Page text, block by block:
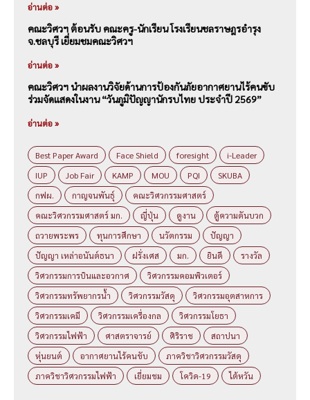
อ่านต่อ »
คณะวิศวฯ ต้อนรับ คณะครู-นักเรียน โรงเรียนชลราษฎรอำรุง
จ.ชลบุรี เยี่ยมชมคณะวิศวฯ
อ่านต่อ »
คณะวิศวฯ นำผลงานวิจัยด้านการป้องกันภัยอากาศยานไร้คนขับ
ร่วมจัดแสดงในงาน “วันภูมิปัญญานักรบไทย ประจำปี 2569”
อ่านต่อ »
Best Paper Award Face Shield foresight
i-Leader
IUP
Job Fair KAMP MOU PQI
SKUBA
กฟผ.
กาญจนพันธุ์
คณะวิศวกรรมศาสตร์
คณะวิศวกรรมศาสตร์ มก.
ญี่ปุ่น ดูงาน
ตู้ความดันบวก
ถวายพระพร
ทุนการศึกษา นวัตกรรม
ปัญญา
ปัญญา เหล่าอนันต์ธนา
ฝรั่งเศส มก. ยินดี
รางวัล
วิศวกรรมการบินและอวกาศ
วิศวกรรมคอมพิวเตอร์
วิศวกรรมทรัพยากรน้ำ
วิศวกรรมวัสดุ
วิศวกรรมอุตสาหการ
วิศวกรรมเคมี
วิศวกรรมเครื่องกล
วิศวกรรมโยธา
วิศวกรรมไฟฟ้า
ศาสตราจารย์ ศิริราช
สถาปนา
หุ่นยนต์
อากาศยานไร้คนขับ
ภาควิชาวิศวกรรมวัสดุ
ภาควิชาวิศวกรรมไฟฟ้า
เยี่ยมชม โควิด-19 ไต้หวัน